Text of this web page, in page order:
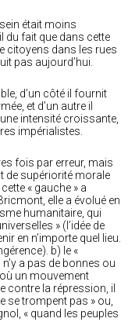
était moins
du fait que dans cette
citoyens dans les rues
pas aujourd’hui.
d’un côté il fournit
et d’un autre il
intensité croissante,
impérialistes.
fois par erreur, mais
de supériorité morale
« gauche » a
elle a évolué en
humanitaire, qui
» (l’idée de
en n’importe quel lieu.
b) le «
a pas de bonnes ou
un mouvement
contre la répression, il
se trompent pas » ou,
« quand les peuples